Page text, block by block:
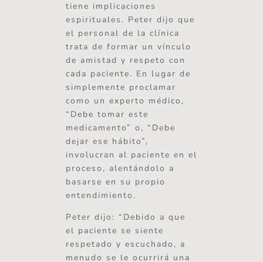
tiene implicaciones
espirituales. Peter dijo que
el personal de la clínica
trata de formar un vínculo
de amistad y respeto con
cada paciente. En lugar de
simplemente proclamar
como un experto médico,
“Debe tomar este
medicamento” o, “Debe
dejar ese hábito”,
involucran al paciente en el
proceso, alentándolo a
basarse en su propio
entendimiento.
Peter dijo: “Debido a que
el paciente se siente
respetado y escuchado, a
menudo se le ocurrirá una